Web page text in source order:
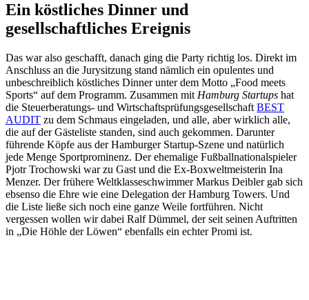
Ein köstliches Dinner und
gesellschaftliches Ereignis
Das war also geschafft, danach ging die Party richtig los. Direkt im
Anschluss an die Jurysitzung stand nämlich ein opulentes und
unbeschreiblich köstliches Dinner unter dem Motto „Food meets
Sports“ auf dem Programm. Zusammen mit Hamburg Startups hat
die Steuerberatungs- und Wirtschaftsprüfungsgesellschaft BEST
AUDIT zu dem Schmaus eingeladen, und alle, aber wirklich alle,
die auf der Gästeliste standen, sind auch gekommen. Darunter
führende Köpfe aus der Hamburger Startup-Szene und natürlich
jede Menge Sportprominenz. Der ehemalige Fußballnationalspieler
Pjotr Trochowski war zu Gast und die Ex-Boxweltmeisterin Ina
Menzer. Der frühere Weltklasseschwimmer Markus Deibler gab sich
ebsenso die Ehre wie eine Delegation der Hamburg Towers. Und
die Liste ließe sich noch eine ganze Weile fortführen. Nicht
vergessen wollen wir dabei Ralf Dümmel, der seit seinen Auftritten
in „Die Höhle der Löwen“ ebenfalls ein echter Promi ist.